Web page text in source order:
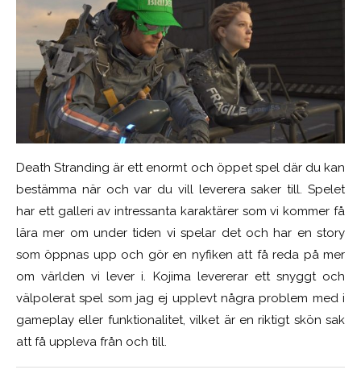
Death Stranding är ett enormt och öppet spel där du kan
bestämma när och var du vill leverera saker till. Spelet
har ett galleri av intressanta karaktärer som vi kommer få
lära mer om under tiden vi spelar det och har en story
som öppnas upp och gör en nyfiken att få reda på mer
om världen vi lever i. Kojima levererar ett snyggt och
välpolerat spel som jag ej upplevt några problem med i
gameplay eller funktionalitet, vilket är en riktigt skön sak
att få uppleva från och till.